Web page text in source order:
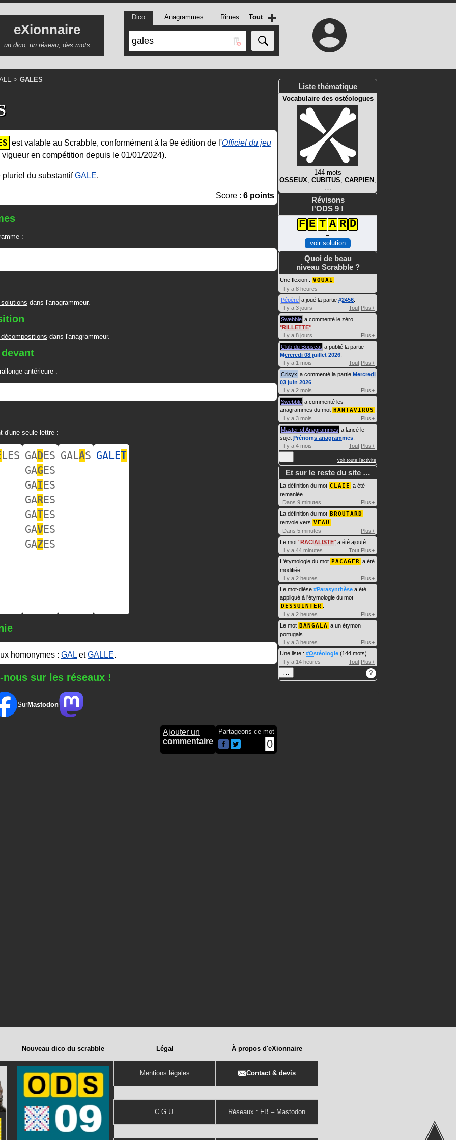
eXionnaire
un dico, un réseau, des mots
Dico Anagrammes Rimes Tout +
> GALES
est valable au Scrabble, conformément à la 9e édition de l'Officiel du jeu
vigueur en compétition depuis le 01/01/2024).
pluriel du substantifGALE.
Score : 6 points
:
dans l'anagrammeur.
décompositions dans l'anagrammeur.
antérieure :
d'une seule lettre :
LES GADES
GAGES
GAIES
GARES
GATES
GAVES
GAZES
GALAS GALET
homonymes : GAL etGALLE.
nous sur les réseaux !
SurMastodon
Ajouter un
commentaire
Partageons ce mot
0
Liste thématique
Vocabulaire des ostéologues
144 mots
OSSEUX, CUBITUS, CARPIEN ,
…
Révisons
l'ODS 9 !
F E T A R D
=
voir solution
Quoi de beau
niveau Scrabble ?
Une flexion : VOUAI
Il y a 8 heures
Pépère a joué la partie #2456
Il y a 3 jours
Tout Plus+
Swebble a commenté le zéro
RILLETTE
Il y a 8 jours
Plus+
Club du Bouscat a publié la partie
Mercredi 08 juillet 2026
Il y a 1 mois
Tout Plus+
Crisyx a commenté la partie Mercredi
03 juin 2026
Il y a 2 mois
Plus+
Swebble a commenté les
anagrammes du mot HANTAVIRUS
Il y a 3 mois
Plus+
Master of Anagrammes a lancé le
sujet Prénoms anagrammes
Il y a 4 mois
Tout Plus+
… voir toute l'activité
Et sur le reste du site …
La définition du mot CLAIE a été
remaniée.
Dans 9 minutes
Plus+
La définition du mot BROUTARD
renvoie vers VEAU
Dans 5 minutes
Plus+
Le mot RACIALISTE a été ajouté.
Il y a 44 minutes
Tout Plus+
L'étymologie du mot PACAGER a été
modifiée.
Il y a 2 heures
Plus+
Le mot-dièse #Parasynthèse a été
appliqué à l'étymologie du mot
DESSUINTER
Il y a 2 heures
Plus+
Le mot BANGALA a un étymon
portugais.
Il y a 3 heures
Plus+
Une liste : #Ostéologie (144 mots)
Il y a 14 heures
Tout Plus+
… ?
Nouveau dico du scrabble Légal
Mentions légales
C.G.U.
À propos d'eXionnaire
Contact & devis
Réseaux : FB – Mastodon